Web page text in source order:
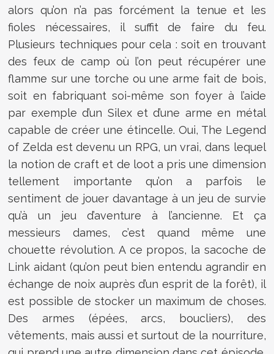
alors qu’on n’a pas forcément la tenue et les
fioles nécessaires, il suffit de faire du feu.
Plusieurs techniques pour cela : soit en trouvant
des feux de camp où l’on peut récupérer une
flamme sur une torche ou une arme fait de bois,
soit en fabriquant soi-même son foyer à l’aide
par exemple d’un Silex et d’une arme en métal
capable de créer une étincelle. Oui, The Legend
of Zelda est devenu un RPG, un vrai, dans lequel
la notion de craft et de loot a pris une dimension
tellement importante qu’on a parfois le
sentiment de jouer davantage à un jeu de survie
qu’à un jeu d’aventure à l’ancienne. Et ça
messieurs dames, c’est quand même une
chouette révolution. A ce propos, la sacoche de
Link aidant (qu’on peut bien entendu agrandir en
échange de noix auprès d’un esprit de la forêt), il
est possible de stocker un maximum de choses.
Des armes (épées, arcs, boucliers), des
vêtements, mais aussi et surtout de la nourriture,